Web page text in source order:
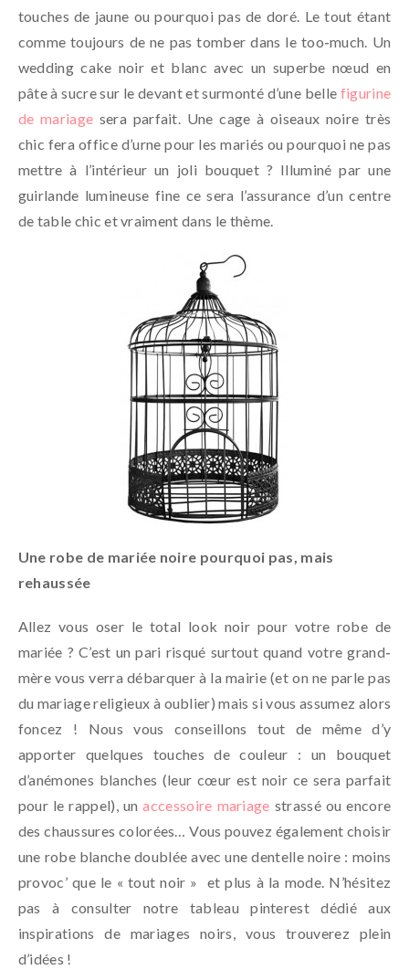
touches de jaune ou pourquoi pas de doré. Le tout étant
comme toujours de ne pas tomber dans le too-much. Un
wedding cake noir et blanc avec un superbe nœud en
pâte à sucre sur le devant et surmonté d’une belle figurine
de mariage sera parfait. Une cage à oiseaux noire très
chic fera office d’urne pour les mariés ou pourquoi ne pas
mettre à l’intérieur un joli bouquet ? Illuminé par une
guirlande lumineuse fine ce sera l’assurance d’un centre
de table chic et vraiment dans le thème.
Une robe de mariée noire pourquoi pas, mais
rehaussée
Allez vous oser le total look noir pour votre robe de
mariée ? C’est un pari risqué surtout quand votre grand-
mère vous verra débarquer à la mairie (et on ne parle pas
du mariage religieux à oublier) mais si vous assumez alors
foncez ! Nous vous conseillons tout de même d’y
apporter quelques touches de couleur : un bouquet
d’anémones blanches (leur cœur est noir ce sera parfait
pour le rappel), unaccessoire mariage strassé ou encore
des chaussures colorées… Vous pouvez également choisir
une robe blanche doublée avec une dentelle noire : moins
provoc’ que le « tout noir » et plus à la mode. N’hésitez
pas à consulter notre tableau pinterest dédié aux
inspirations de mariages noirs, vous trouverez plein
d’idées !